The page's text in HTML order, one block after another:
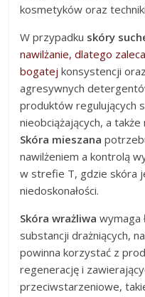
kosmetyków oraz
W przypadku skóry
nawilżanie, dlatego
bogatej konsystencji
agresywnych
produktów regulujących
nieobciążających, a
Skóra mieszana
nawilżeniem a kontrolą
w strefie T, gdzie skóra
niedoskonałości.
Skóra wrażliwa wymaga
substancji drażniących,
powinna korzystać z
regenerację i
przeciwstarzeniowe,